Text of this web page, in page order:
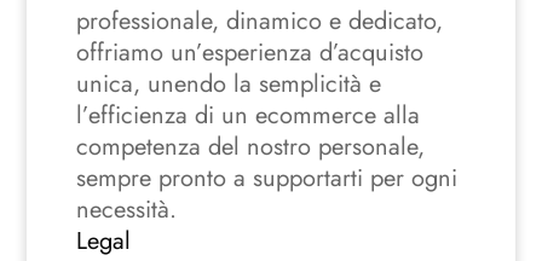
professionale, dinamico e dedicato,
offriamo un’esperienza d’acquisto
unica, unendo la semplicità e
l’efficienza di un ecommerce alla
competenza del nostro personale,
sempre pronto a supportarti per ogni
necessità.
Legal